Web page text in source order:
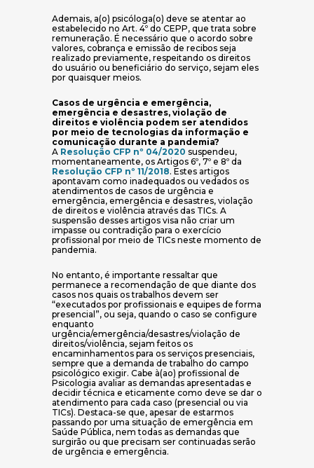
Ademais, a(o) psicóloga(o) deve se atentar ao
estabelecido no Art. 4º do CEPP, que trata sobre
remuneração. É necessário que o acordo sobre
valores, cobrança e emissão de recibos seja
realizado previamente, respeitando os direitos
do usuário ou beneficiário do serviço, sejam eles
por quaisquer meios.
Casos de urgência e emergência,
emergência e desastres, violação de
direitos e violência podem ser atendidos
por meio de tecnologias da informação e
comunicação durante a pandemia?
A Resolução CFP nº 04/2020 (abre em nova janela)
suspendeu,
momentaneamente, os Artigos 6º, 7º e 8º da
Resolução CFP nº 11/2018(abre em nova janela)
. Estes artigos
apontavam como inadequados ou vedados os
atendimentos de casos de urgência e
emergência, emergência e desastres, violação
de direitos e violência através das TICs. A
suspensão desses artigos visa não criar um
impasse ou contradição para o exercício
profissional por meio de TICs neste momento de
pandemia.
No entanto, é importante ressaltar que
permanece a recomendação de que diante dos
casos nos quais os trabalhos devem ser
“executados por profissionais e equipes de forma
presencial”, ou seja, quando o caso se configure
enquanto
urgência/emergência/desastres/violação de
direitos/violência, sejam feitos os
encaminhamentos para os serviços presenciais,
sempre que a demanda de trabalho do campo
psicológico exigir. Cabe à(ao) profissional de
Psicologia avaliar as demandas apresentadas e
decidir técnica e eticamente como deve se dar o
atendimento para cada caso (presencial ou via
TICs). Destaca-se que, apesar de estarmos
passando por uma situação de emergência em
Saúde Pública, nem todas as demandas que
surgirão ou que precisam ser continuadas serão
de urgência e emergência.